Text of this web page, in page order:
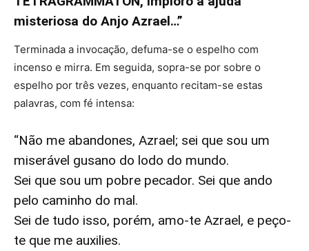
misteriosa do Anjo Azrael…”
Terminada a invocação, defuma-se o espelho com
incenso e mirra. Em seguida, sopra-se por sobre o
espelho por três vezes, enquanto recitam-se estas
palavras, com fé intensa:
“Não me abandones, Azrael; sei que sou um
miserável gusano do lodo do mundo.
Sei que sou um pobre pecador. Sei que ando
pelo caminho do mal.
Sei de tudo isso, porém, amo-te Azrael, e peço-
te que me auxilies.